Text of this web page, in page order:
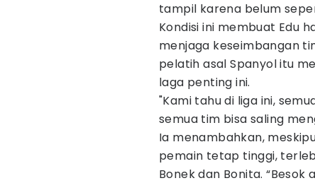
tampil karena belum
Kondisi ini membuat Edu
menjaga keseimbangan
pelatih asal Spanyol itu
laga penting ini.
"Kami tahu di liga ini,
semua tim bisa saling
Ia menambahkan,
pemain tetap tinggi,
Bonek dan Bonita.